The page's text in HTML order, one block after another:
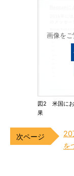
画像を
図2 米国にお
果
20
を